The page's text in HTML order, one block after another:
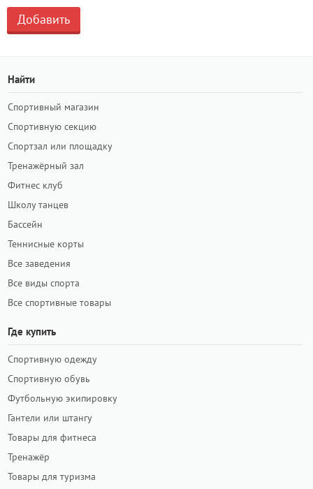
Найти
Спортивный магазин
Спортивную секцию
Спортзал или площадку
Тренажёрный зал
Фитнес клуб
Школу танцев
Бассейн
Теннисные корты
Все заведения
Все виды спорта
Все спортивные товары
Где купить
Спортивную одежду
Спортивную обувь
Футбольную экипировку
Гантели или штангу
Товары для фитнеса
Тренажёр
Товары для туризма